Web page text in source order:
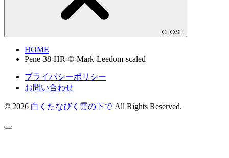
CLOSE
HOME
Pene-38-HR-©-Mark-Leedom-scaled
プライバシーポリシー
お問い合わせ
© 2026 白くたなびく雲の下でAll Rights Reserved.